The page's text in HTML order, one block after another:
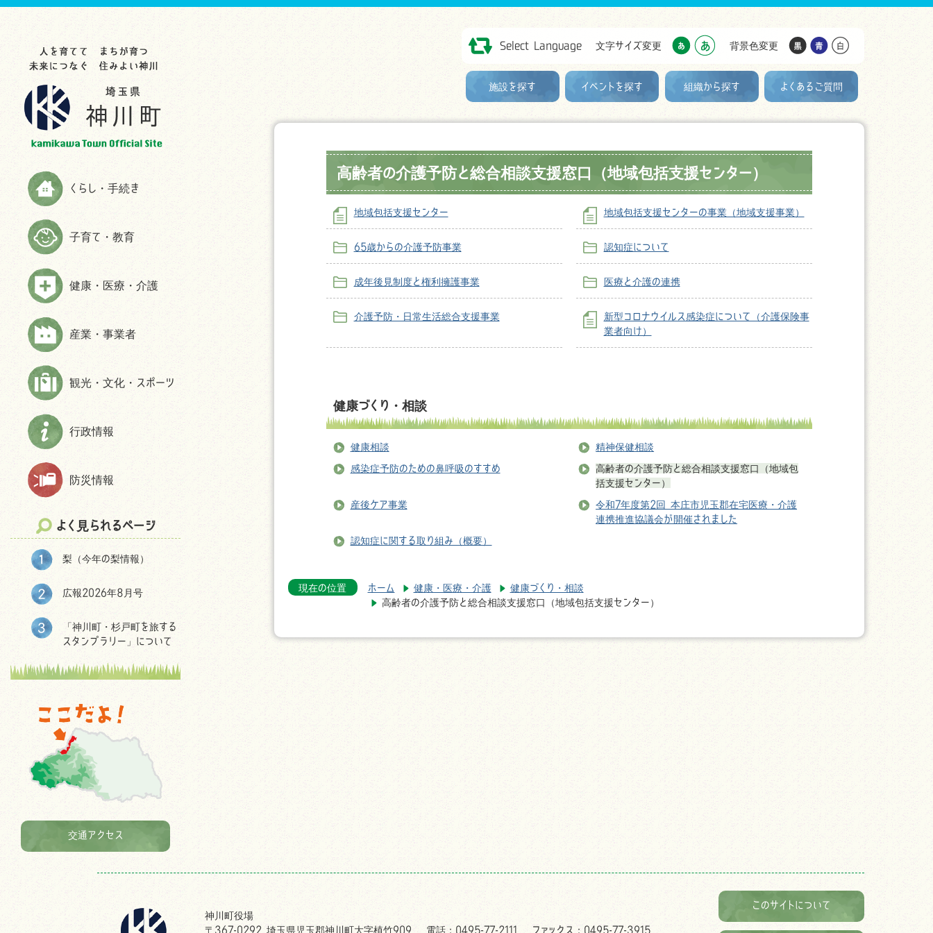
くらし・手続き
し・手続き
請書ダウンロード
成制度一覧
民年金
民健康保険
み・環境
ット・動物
まい・建築
下水道
活保護
住をお考えの皆様へ
婚・妊娠・共育ての相談機会
供・支援プログラム補助金
子育て・教育
て・教育
育委員会
涯学習
娠・出産
設情報
健康・医療・介護
・医療・介護
（健）診・人間ドック等助成・
防接種
康づくり・相談
齢者福祉
がい者福祉
くある質問(福祉・高齢者・介護
ついて)
んじょうネット～医療・介護・障
・地域資源情報管理システム～
産業・事業者
・事業者
札・契約
林商工業
用・労働
観光・文化・スポーツ
・文化・スポーツ
光スポット
ポーツ
行政情報
の紹介
策・計画
みかわまちづくり通信
ちづくり提案箱
ちづくり懇話会
スコットキャラクター
るさと納税
報公開
政状況等
通アクセス
援申請
防災情報
ザードマップ
報伝達手段
防災速報アプリ
災放送が聞きづらい世帯へは戸
受信機を配布しています
よく見られるページ
梨（今年の梨情報）
広報2026年8月号
「神川町・杉戸町を旅する
スタンプラリー」について
交通アクセス
Select Language 文字サイズ変更 背景色変更
施設を探す イベントを探す 組織から探す よくあるご質問
高齢者の介護予防と総合相談支援窓口（地域包括支援センター）
地域包括支援センター 地域包括支援センターの事業（地域支援事業）
65歳からの介護予防事業 認知症について
成年後見制度と権利擁護事業 医療と介護の連携
介護予防・日常生活総合支援事業
新型コロナウイルス感染症について（介護保険事
業者向け）
健康づくり・相談
健康相談 精神保健相談
感染症予防のための鼻呼吸のすすめ
高齢者の介護予防と総合相談支援窓口（地域包
括支援センター）
産後ケア事業
令和7年度第2回 本庄市児玉郡在宅医療・介護
連携推進協議会が開催されました
認知症に関する取り組み（概要）
現在の位置 ホーム 健康・医療・介護
健康づくり・相談
高齢者の介護予防と総合相談支援窓口（地域包括支援センター）
神川町役場
〒367-0292 埼玉県児玉郡神川町大字植竹909
電話：0495-77-2111 ファックス：0495-77-3915
このサイトについて